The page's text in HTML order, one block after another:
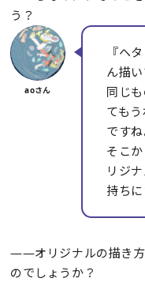
う？
『ヘ
ん描
同じ
ても
ですね
そこ
リジ
持ち
――オリジナルの描き方
のでしょうか？